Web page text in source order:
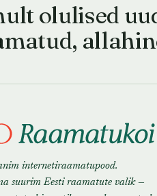
olulised
internetiraamatupood.
suurim Eesti raamatute valik —